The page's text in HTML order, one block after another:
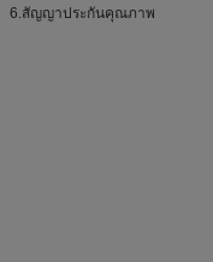
6.สัญญาประกันคุณภาพ